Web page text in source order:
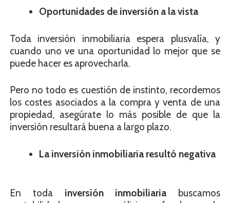
Oportunidades de inversión a la vista
Toda inversión inmobiliaria espera plusvalía, y
cuando uno ve una oportunidad lo mejor que se
puede hacer es aprovecharla.
Pero no todo es cuestión de instinto, recordemos
los costes asociados a la compra y venta de una
propiedad, asegúrate lo más posible de que la
inversión resultará buena a largo plazo.
La inversión inmobiliaria resultó negativa
En toda inversión inmobiliaria buscamos